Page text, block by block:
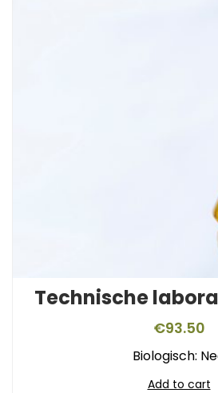
Technische
€93.50
Biologisch:
Add to cart